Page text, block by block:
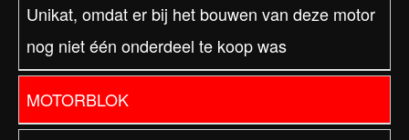
Unikat, omdat er bij het bouwen van deze motor
nog niet één onderdeel te koop was
MOTORBLOK